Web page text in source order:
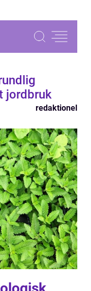
jordbruk
redaktionel